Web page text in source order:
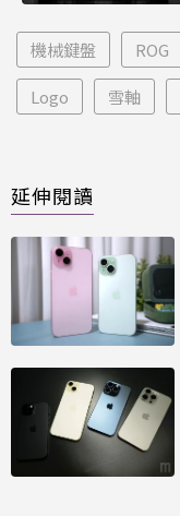
機械鍵盤 ROG
Logo 雪軸
延伸閱讀